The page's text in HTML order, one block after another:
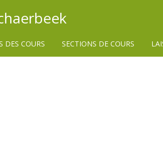
DES COURS SECTIONS DE COURS